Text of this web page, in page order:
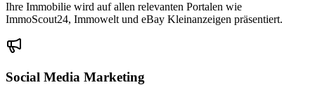
Ihre Immobilie wird auf allen relevanten Portalen wie
ImmoScout24, Immowelt und eBay Kleinanzeigen präsentiert.
Social Media Marketing